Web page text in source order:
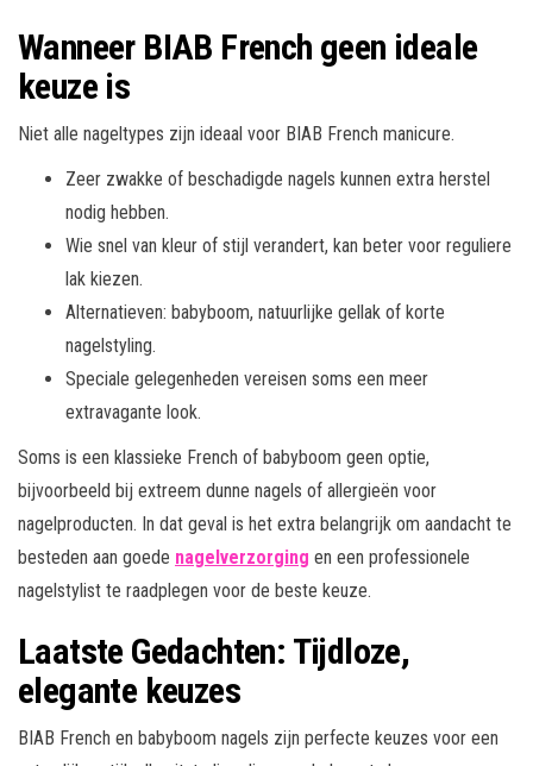
Wanneer BIAB French geen ideale
keuze is
Niet alle nageltypes zijn ideaal voor BIAB French manicure.
Zeer zwakke of beschadigde nagels kunnen extra herstel
nodig hebben.
Wie snel van kleur of stijl verandert, kan beter voor reguliere
lak kiezen.
Alternatieven: babyboom, natuurlijke gellak of korte
nagelstyling.
Speciale gelegenheden vereisen soms een meer
extravagante look.
Soms is een klassieke French of babyboom geen optie,
bijvoorbeeld bij extreem dunne nagels of allergieën voor
nagelproducten. In dat geval is het extra belangrijk om aandacht te
besteden aan goede nagelverzorging en een professionele
nagelstylist te raadplegen voor de beste keuze.
Laatste Gedachten: Tijdloze,
elegante keuzes
BIAB French en babyboom nagels zijn perfecte keuzes voor een